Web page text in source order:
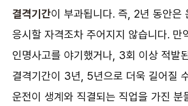
결격기간이 부과됩니다. 즉, 2년 동안은
응시할 자격조차 주어지지 않습니다. 만
인명사고를 야기했거나, 3회 이상 적발
결격기간이 3년, 5년으로 더욱 길어질
운전이 생계와 직결되는 직업을 가진 분